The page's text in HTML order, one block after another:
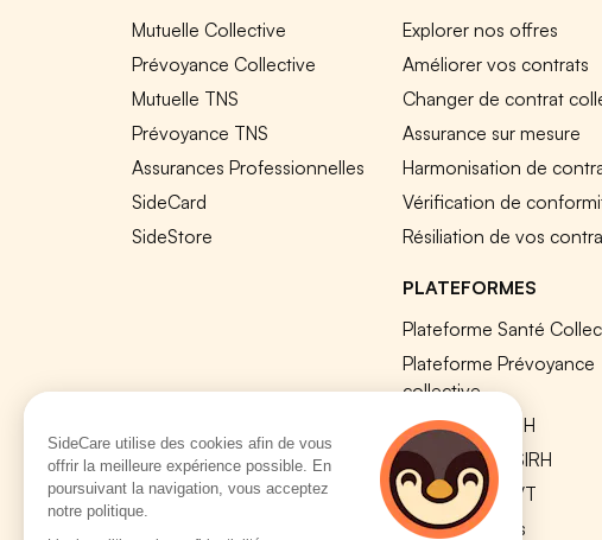
Mutuelle Collective
Prévoyance Collective
Mutuelle TNS
Prévoyance TNS
Assurances Professionnelles
SideCard
SideStore
Explorer nos offres
Améliorer vos contrats
Changer de contrat
Assurance sur mesure
Harmonisation de
Vérification de
Résiliation de vos
PLATEFORMES
Plateforme Santé
Plateforme Prévoyance
collective
Plateforme SIRH
Nos modules SIRH
Plateforme QVT
Tous nos outils
SideCare utilise des cookies afin de vous
offrir la meilleure expérience possible. En
poursuivant la navigation, vous acceptez
notre politique.